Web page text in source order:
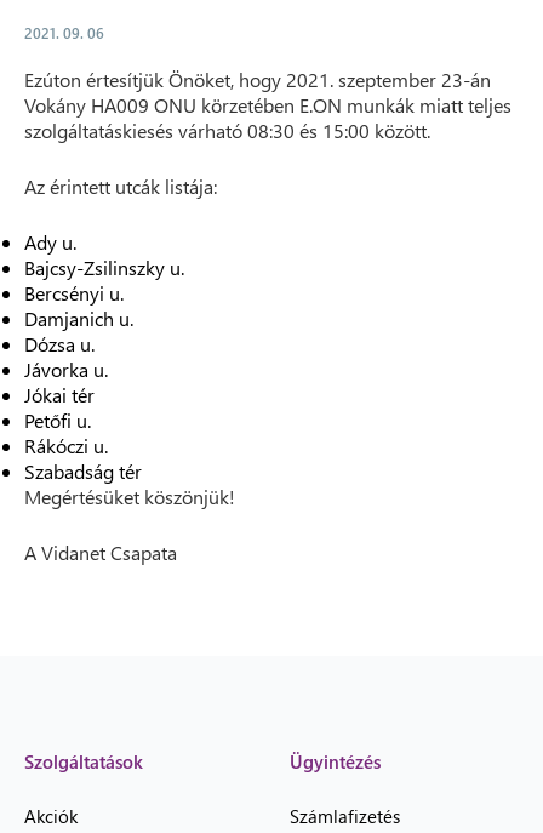
2021. 09. 06
Ezúton értesítjük Önöket, hogy 2021. szeptember 23-án
Vokány HA009 ONU körzetében E.ON munkák miatt teljes
szolgáltatáskiesés várható 08:30 és 15:00 között.
Az érintett utcák listája:
Ady u.
Bajcsy-Zsilinszky u.
Bercsényi u.
Damjanich u.
Dózsa u.
Jávorka u.
Jókai tér
Petőfi u.
Rákóczi u.
Szabadság tér
Megértésüket köszönjük!
A Vidanet Csapata
Szolgáltatások
Akciók
Ügyintézés
Számlafizetés